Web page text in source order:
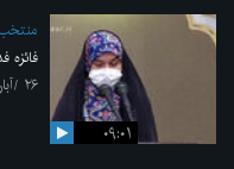
۰۹:۰۱
فائزه
۲۶ /آبان/ ۱۴۰۰